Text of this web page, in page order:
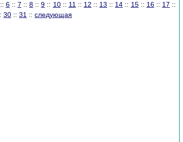
:: 6:: 7 ::8 ::9 :: 10:: 11 :: 12 :: 13 :: 14 :: 15:: 16:: 17 ::
30 :: 31 :: следующая